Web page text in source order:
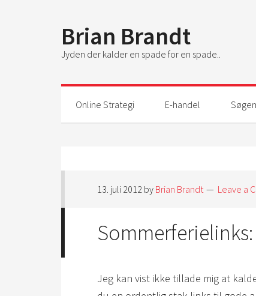
Brian Brandt
Jyden der kalder en spade for en spade..
Online Strategi E-handel
13. juli 2012 by Brian Brandt Leave a
Sommerferielinks:
Jeg kan vist ikke tillade mig at